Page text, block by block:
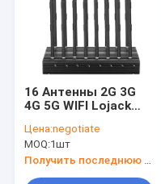
16 Антенны 2G 3G
4G 5G WIFI Lojack
((315/433/868)
Дисковый
джаммер
Цена:negotiate
MOQ:1шт